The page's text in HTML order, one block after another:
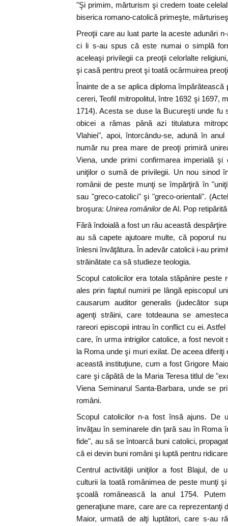
"Şi primim, mărturism şi credem toate
biserica romano-catolică primeşte,
Preoţii care au luat parte la aceste adunări
ci li s-au spus că este numai o simplă
aceleaşi privilegii ca preoţii celorlalte
şi casă pentru preot şi toată ocârmuirea
Înainte de a se aplica diploma
cereri, Teofil mitropolitul, între 1692 şi 1697,
1714). Acesta se duse la Bucureşti unde fu
obicei a rămas până azi titulatura
Vlahiei", apoi, întorcându-se, adună în
număr nu prea mare de preoţi primiră
Viena, unde primi confirmarea imperială
uniţilor o sumă de privilegii. Un nou sinod
românii de peste munţi se împărţiră în
sau "greco-catolici" şi "greco-orientali".
broşura: Unirea românilorde Al. Pop
Fără îndoială a fost un rău această
au să capete ajutoare multe, că poporul
înlesni învăţătura. În adevăr catolicii i-au
străinătate ca să studieze teologia.
Scopul catolicilor era totala stăpânire peste
ales prin faptul numirii pe lângă episcopul
causarum auditor generalis (judecător
agenţi străini, care totdeauna se
rareori episcopii intrau în conflict cu ei.
care, în urma intrigilor catolice, a fost
la Roma unde şi muri exilat. De aceea
această instituţiune, cum a fost Grigore
care şi căpătă de la Maria Teresa titlul de
Viena Seminarul Santa-Barbara, unde se
români.
Scopul catolicilor n-a fost însă ajuns. De
învăţau în seminarele din ţară sau în Roma
fide", au să se întoarcă buni catolici,
că ei devin buni români şi luptă pentru
Centrul activităţii uniţilor a fost Blajul, de
culturii la toată românimea de peste munţi
şcoală românească la anul 1754.
generaţiune mare, care are ca reprezentanţi
Maior, urmată de alţi luptători, care s-au